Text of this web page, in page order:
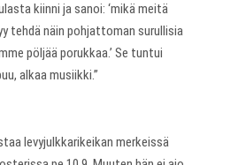
kiinni ja sanoi: ‘mikä meitä
tehdä näin pohjattoman surullisia
pöljää porukkaa.’ Se tuntui
alkaa musiikki.”
levyjulkkarikeikan merkeissä